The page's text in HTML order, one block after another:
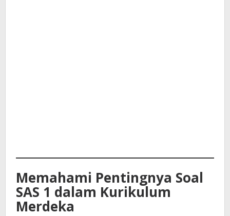
Memahami Pentingnya Soal
SAS 1 dalam Kurikulum
Merdeka